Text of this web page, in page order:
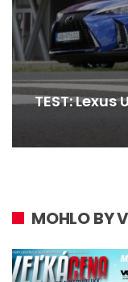
TEST:
MOHLO BY